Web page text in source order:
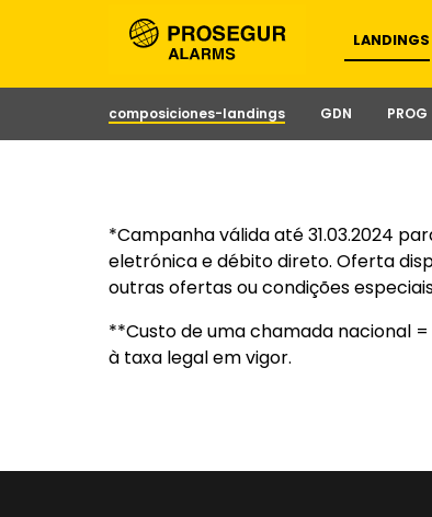
LANDINGS
composiciones-landings GDN PROG
*Campanha válida até 31.03.2024
eletrónica e débito direto. Oferta
outras ofertas ou condições
**Custo de uma chamada nacional
à taxa legal em vigor.